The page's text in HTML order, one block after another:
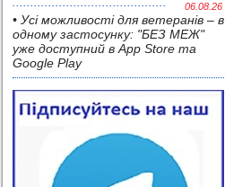
06.08.26
• Усі можливості для ветеранів – в
одному застосунку: "БЕЗ МЕЖ"
уже доступний в App Store та
Google Play